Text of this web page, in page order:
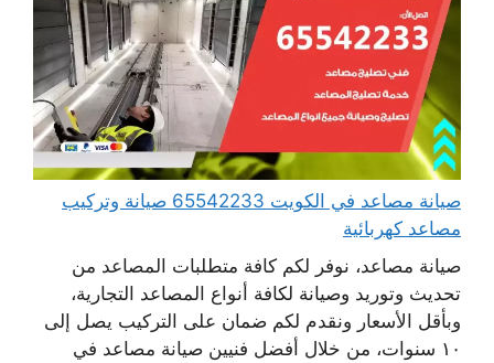
صيانة مصاعد في الكويت 65542233 صيانة وتركيب
مصاعد كهربائية
صيانة مصاعد، نوفر لكم كافة متطلبات المصاعد من
تحديث وتوريد وصيانة لكافة أنواع المصاعد التجارية،
وبأقل الأسعار ونقدم لكم ضمان على التركيب يصل إلى
١٠ سنوات، من خلال أفضل فنيين صيانة مصاعد في